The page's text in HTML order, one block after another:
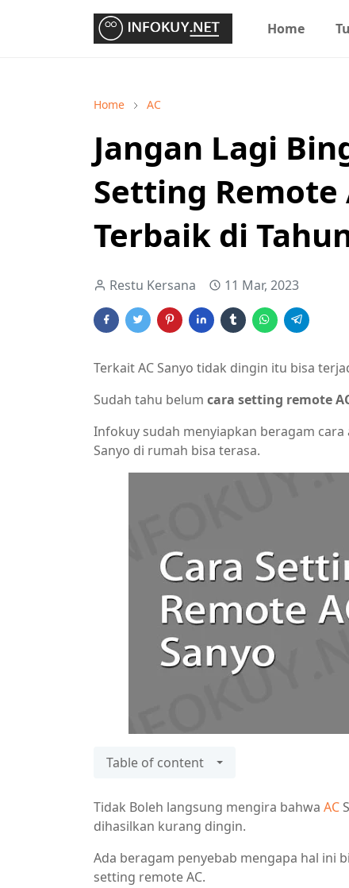
Home
Home AC
Jangan Lagi
Setting Remote
Terbaik di
Restu Kersana 11 Mar, 2023
Terkait AC Sanyo tidak dingin itu bisa
Sudah tahu belum cara setting remote
Infokuy sudah menyiapkan beragam
Sanyo di rumah bisa terasa.
Table of content
Tidak Boleh langsung mengira bahwa AC
dihasilkan kurang dingin.
Ada beragam penyebab mengapa hal ini
setting remote AC.